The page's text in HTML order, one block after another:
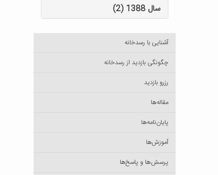
سال 1388 (2)
آشنایی با رسدخانه
چگونگی بازدید از رسدخانه
رزرو بازدید
مقاله‌ها
پایان‌نامه‌ها
آموزش‌ها
پرسش‌ها و پاسخ‌ها